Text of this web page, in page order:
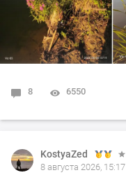
8 6550
KostyaZed
8 августа 2026, 15:17